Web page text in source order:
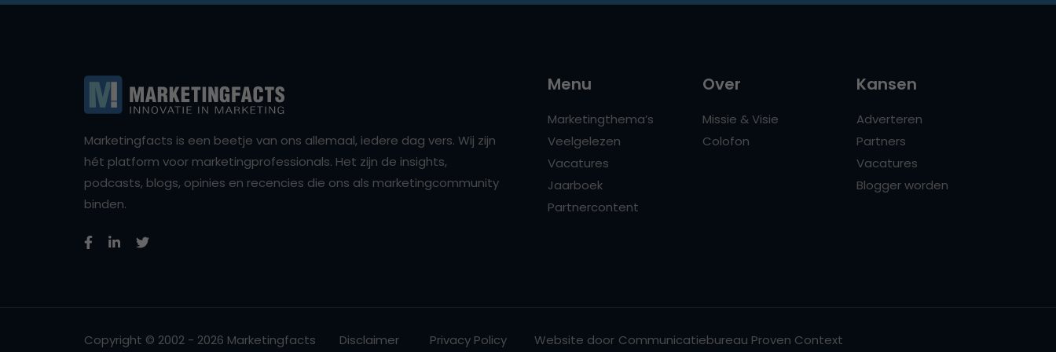
Marketingfacts is een beetje van ons allemaal, iedere dag vers. Wij zijn
hét platform voor marketingprofessionals. Het zijn de insights,
podcasts, blogs, opinies en recencies die ons als marketingcommunity
binden.
Menu
Marketingthema’s
Veelgelezen
Vacatures
Jaarboek
Partnercontent
Over
Missie & Visie
Colofon
Kansen
Adverteren
Partners
Vacatures
Blogger worden
Copyright © 2002 - 2026 Marketingfacts Disclaimer Privacy Policy Website door Communicatiebureau Proven Context